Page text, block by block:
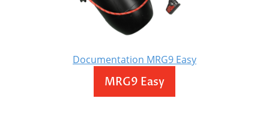
Documentation MRG9 Easy
MRG9 Easy